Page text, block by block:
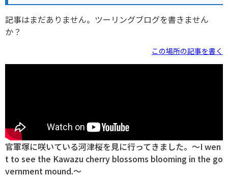
記事はまだありません。ツーリングブログを書きません
か？
この場所の記事を書く
官軍塚に咲いている河津桜を見に行ってきました。～I wen
t to see the Kawazu cherry blossoms blooming in the go
vernment mound.～